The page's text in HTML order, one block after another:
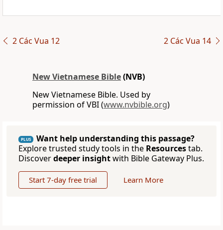
2 Các Vua 12 2 Các Vua 14
New Vietnamese Bible(NVB)
New Vietnamese Bible. Used by
permission of VBI (www.nvbible.org)
PLUS
Want help understanding this passage?
Explore trusted study tools in the Resourcestab.
Discoverdeeper insightwith Bible Gateway Plus.
Start 7-day free trial Learn More